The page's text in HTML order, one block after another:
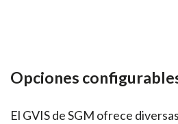
Opciones
El GVIS de SGM ofrece